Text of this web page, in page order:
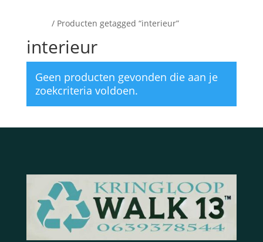
/ Producten getagged “interieur”
interieur
Geen producten gevonden die aan je
zoekcriteria voldoen.